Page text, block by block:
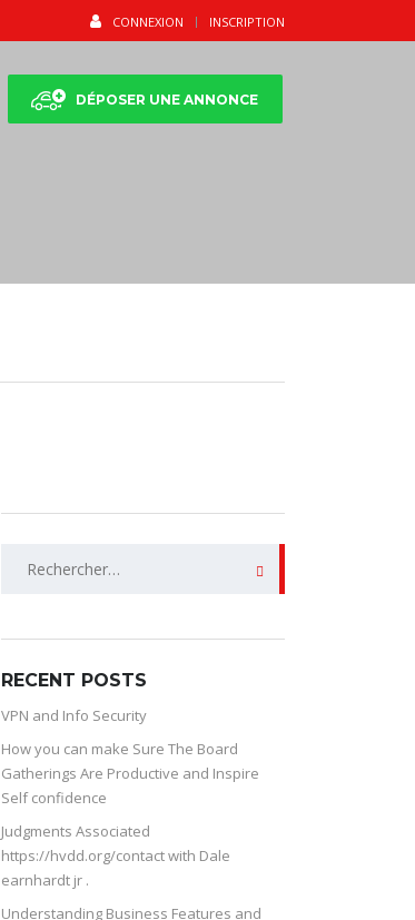
CONNEXION INSCRIPTION
DÉPOSER UNE ANNONCE
RECENT POSTS
VPN and Info Security
How you can make Sure The Board
Gatherings Are Productive and Inspire
Self confidence
Judgments Associated
https://hvdd.org/contact with Dale
earnhardt jr .
Understanding Business Features and